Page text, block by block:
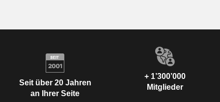
Seit über 20 Jahren
an Ihrer Seite
+ 1’300’000
Mitglieder